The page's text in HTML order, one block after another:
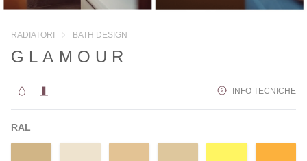
RADIATORI BATH DESIGN
GLAMOUR
INFO TECNICHE
RAL